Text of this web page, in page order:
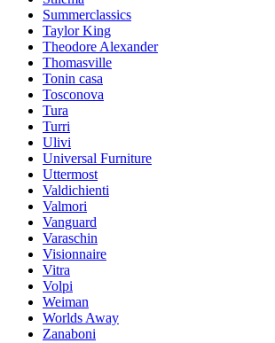
Summerclassics
Taylor King
Theodore Alexander
Thomasville
Tonin casa
Tosconova
Tura
Turri
Ulivi
Universal Furniture
Uttermost
Valdichienti
Valmori
Vanguard
Varaschin
Visionnaire
Vitra
Volpi
Weiman
Worlds Away
Zanaboni